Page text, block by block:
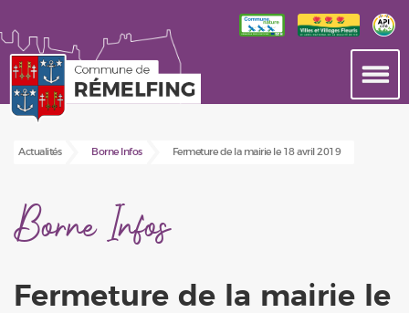
Actualités Borne Infos Fermeture de la mairie le 18 avril 2019
Borne Infos
Fermeture de la mairie le